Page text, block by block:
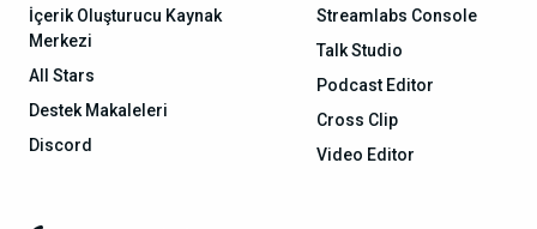
İçerik Oluşturucu Kaynak
Merkezi
All Stars
Destek Makaleleri
Discord
Streamlabs Console
Talk Studio
Podcast Editor
Cross Clip
Video Editor